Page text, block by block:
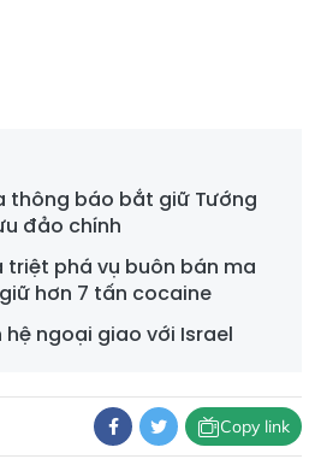
thông báo bắt giữ Tướng
đảo chính
triệt phá vụ buôn bán ma
hơn 7 tấn cocaine
ngoại giao với Israel
Copy link